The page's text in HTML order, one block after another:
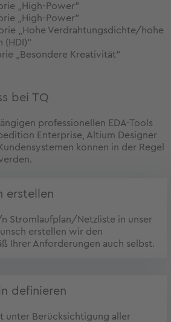
„High-Power"
„High-Power"
„Hohe Verdrahtungsdichte/hohe
(HDI)“
„Besondere Kreativität“
bei TQ
professionellen EDA-Tools
Enterprise, Altium Designer
können in der Regel
erstellen
Stromlaufplan/Netzliste in unser
erstellen wir den
Ihrer Anforderungen auch selbst.
definieren
unter Berücksichtigung aller